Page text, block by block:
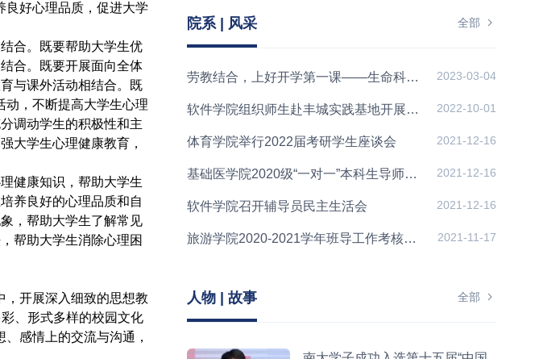
良好心理品质，促进大学
合。既要帮助大学生优
合。既要开展面向全体
与课外活动相结合。既
动，不断提高大学生心理
调动学生的积极性和主
大学生心理健康教育，
健康知识，帮助大学生
养良好的心理品质和自
，帮助大学生了解常见
帮助大学生消除心理困
开展深入细致的思想教
、形式多样的校园文化
感情上的交流与沟通，
院系 | 风采 全部
劳教结合，上好开学第一课——生命科学学院“精耕细作”劳动教育... 2023-03-04
软件学院组织师生赴丰城实践基地开展劳动教育 2022-10-01
体育学院举行2022届考研学生座谈会 2021-12-16
基础医学院2020级“一对一”本科生导师见面会暨本科生导师座... 2021-12-16
软件学院召开辅导员民主生活会 2021-12-16
旅游学院2020-2021学年班导工作考核汇报会顺利召开 2021-11-17
人物 | 故事 全部